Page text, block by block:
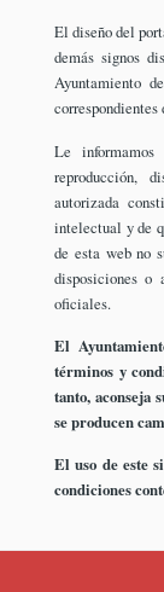
El diseño del
demás signos
Ayuntamiento
Le
reproducción,
autorizada
intelectual y de
de esta web no
disposiciones o
oficiales.
El
términos y
tanto, aconseja
se producen
El uso de este
condiciones